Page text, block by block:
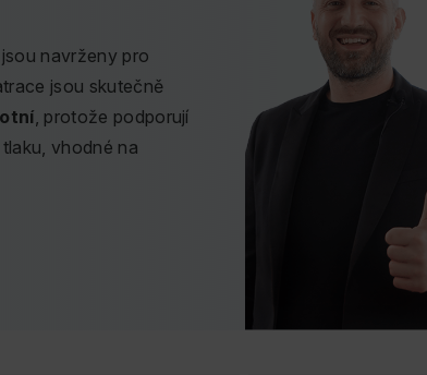
navrženy pro
jsou skutečně
, protože podporují
vhodné na